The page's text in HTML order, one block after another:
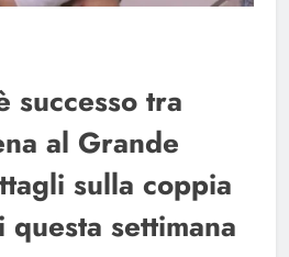
successo tra
al Grande
sulla coppia
settimana